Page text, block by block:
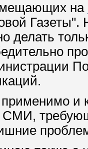
на
делать
и
СМИ,